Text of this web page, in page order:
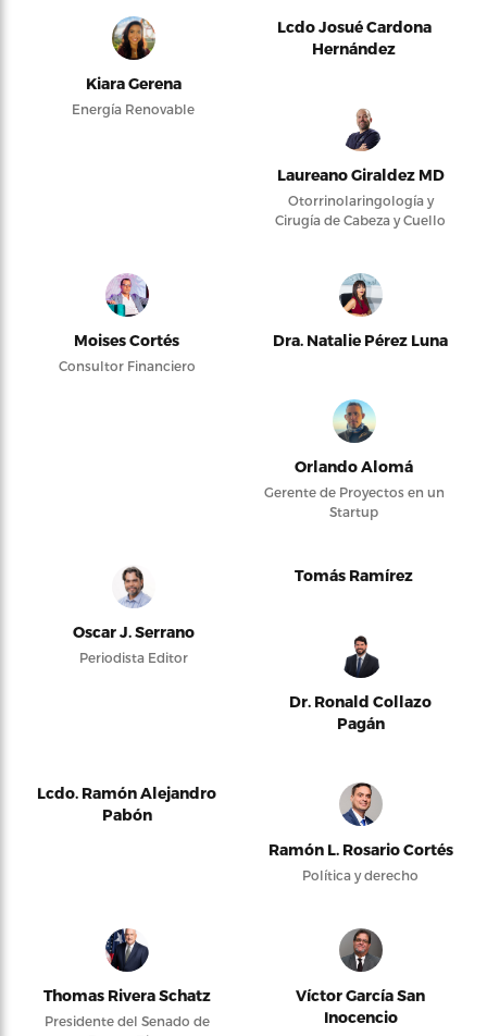
Kiara Gerena
Energía Renovable
Lcdo Josué Cardona
Hernández
Laureano Giraldez MD
Otorrinolaringología y
Cirugía de Cabeza y Cuello
Moises Cortés
Consultor Financiero
Dra. Natalie Pérez Luna
Orlando Alomá
Gerente de Proyectos en un
Startup
Oscar J. Serrano
Periodista Editor
Tomás Ramírez
Dr. Ronald Collazo
Pagán
Lcdo. Ramón Alejandro
Pabón
Ramón L. Rosario Cortés
Política y derecho
Thomas Rivera Schatz
Presidente del Senado de
Víctor García San
Inocencio